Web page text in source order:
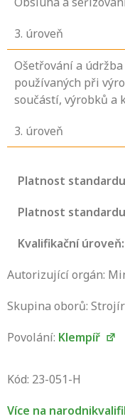
3. úroveň
Ošetřování a
používaných při
součástí, výrobků a
3. úroveň
Platnost standardu
Platnost
Kvalifikační
Autorizující orgán:
Skupina oborů:
Povolání: Klempíř
Kód: 23-051-H
Více na
Víte, jaké